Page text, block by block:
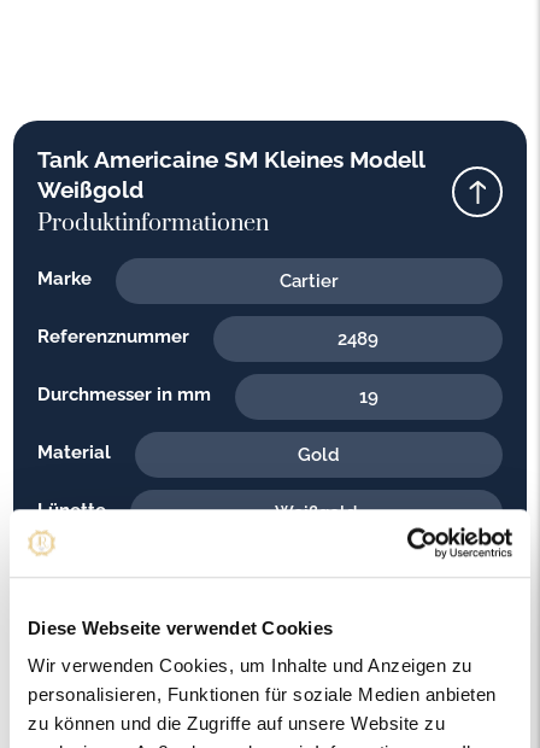
Diese Webseite verwendet Cookies
Wir verwenden Cookies, um Inhalte und Anzeigen zu
personalisieren, Funktionen für soziale Medien anbieten
zu können und die Zugriffe auf unsere Website zu
Tank Americaine SM Kleines Modell
Weißgold
Produktinformationen
Marke Cartier
Referenznummer 2489
Durchmesser in mm 19
Material Gold
Lünette Weißgold
Aufzug Quarz
Baujahr 2008
Ziffernblattfarbe